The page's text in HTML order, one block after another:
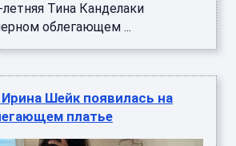
Тина Канделаки
облегающем ...
Шейк появилась на
платье